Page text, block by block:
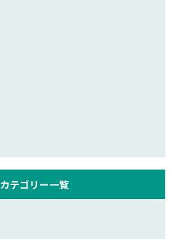
カテゴリー一覧